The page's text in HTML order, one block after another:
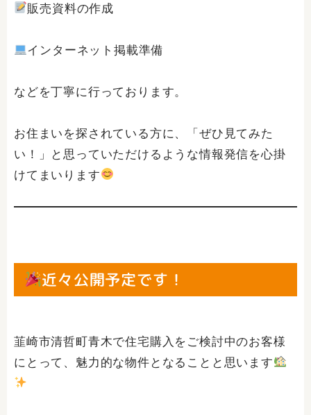
販売資料の作成
インターネット掲載準備
などを丁寧に行っております。
お住まいを探されている方に、「ぜひ見てみた
い！」と思っていただけるような情報発信を心掛
けてまいります
近々公開予定です！
韮崎市清哲町青木で住宅購入をご検討中のお客様
にとって、魅力的な物件となることと思います